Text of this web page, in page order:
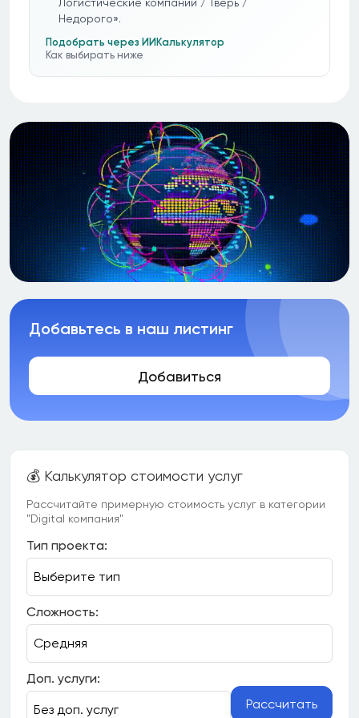
Недорого».
Подобрать через ИИ Калькулятор
Как выбирать ниже
Добавьтесь в наш листинг
Добавиться
💰 Калькулятор стоимости услуг
Рассчитайте примерную стоимость услуг в категории
"Digital компания"
Тип проекта:
Сложность:
Доп. услуги:
Рассчитать